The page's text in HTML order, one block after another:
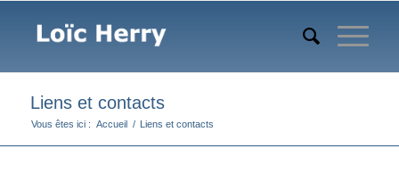
Liens et contacts
Vous êtes ici : Accueil / Liens et contacts